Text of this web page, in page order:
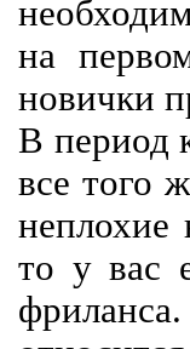
на
новички
В период
все того
неплохие
то у вас